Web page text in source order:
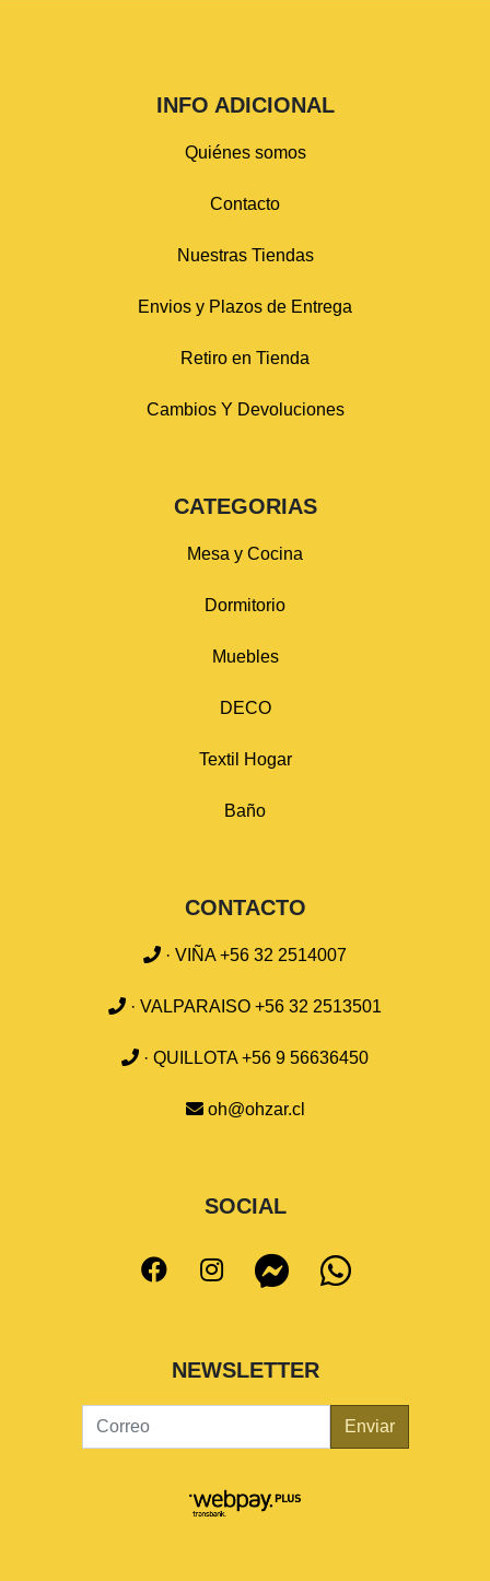
INFO ADICIONAL
Quiénes somos
Contacto
Nuestras Tiendas
Envios y Plazos de Entrega
Retiro en Tienda
Cambios Y Devoluciones
CATEGORIAS
Mesa y Cocina
Dormitorio
Muebles
DECO
Textil Hogar
Baño
CONTACTO
· VIÑA +56 32 2514007
· VALPARAISO +56 32 2513501
· QUILLOTA +56 9 56636450
oh@ohzar.cl
SOCIAL
NEWSLETTER
Enviar